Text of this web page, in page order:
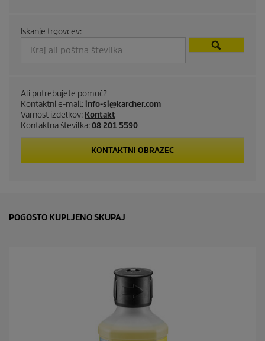
d
u
c
t
p
r
Iskanje trgovcev:
Ali potrebujete pomoč?
Kontaktni e-mail: info-si@karcher.com
Varnost izdelkov: Kontakt
Kontaktna številka:08 201 5590
KONTAKTNI OBRAZEC
POGOSTO KUPLJENO SKUPAJ